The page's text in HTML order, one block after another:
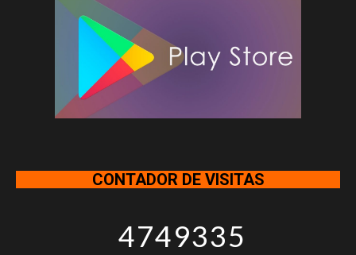
CONTADOR DE VISITAS
4749335